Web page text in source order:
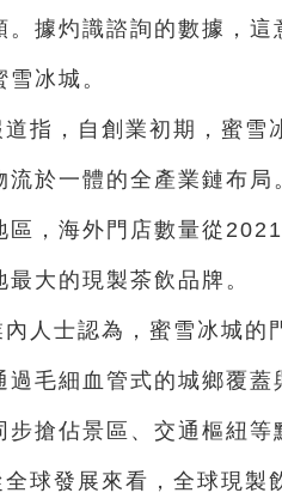
。據灼識諮詢的數據，
雪冰城。
道指，自創業初期，蜜雪
流於一體的全產業鏈布
區，海外門店數量從
最大的現製茶飲品牌。
內人士認為，蜜雪冰城的
過毛細血管式的城鄉覆
步搶佔景區、交通樞紐等
全球發展來看，全球現製